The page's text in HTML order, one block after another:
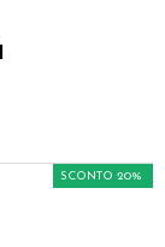
SCONTO 20%